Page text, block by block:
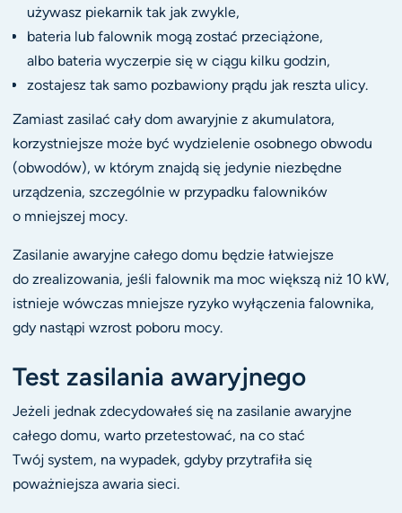
używasz piekarnik tak jak zwykle,
bateria lub falownik mogą zostać przeciążone,
albo bateria wyczerpie się w ciągu kilku godzin,
zostajesz tak samo pozbawiony prądu jak reszta ulicy.
Zamiast zasilać cały dom awaryjnie z akumulatora,
korzystniejsze może być wydzielenie osobnego obwodu
(obwodów), w którym znajdą się jedynie niezbędne
urządzenia, szczególnie w przypadku falowników
o mniejszej mocy.
Zasilanie awaryjne całego domu będzie łatwiejsze
do zrealizowania, jeśli falownik ma moc większą niż 10 kW,
istnieje wówczas mniejsze ryzyko wyłączenia falownika,
gdy nastąpi wzrost poboru mocy.
Test zasilania awaryjnego
Jeżeli jednak zdecydowałeś się na zasilanie awaryjne
całego domu, warto przetestować, na co stać
Twój system, na wypadek, gdyby przytrafiła się
poważniejsza awaria sieci.